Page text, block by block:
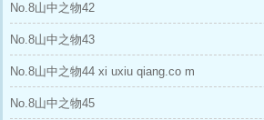
No.8山中之物42
No.8山中之物43
No.8山中之物44 xi uxiu qiang.co m
No.8山中之物45